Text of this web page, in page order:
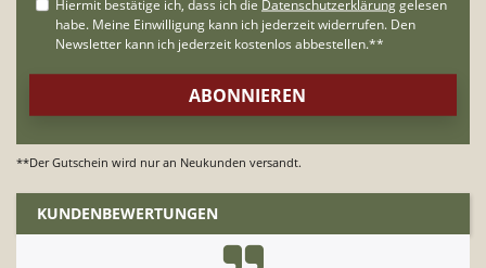
**Der Gutschein wird nur an Neukunden versandt.
KUNDENBEWERTUNGEN